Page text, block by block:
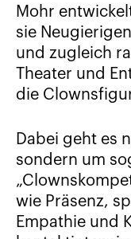
Mohr
sie
und zugleich
Theater und
die
Dabei geht es
sondern um
wie Präsenz,
Empathie und